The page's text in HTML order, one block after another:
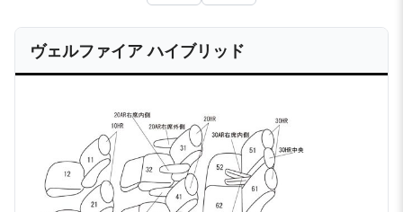
ヴェルファイア ハイブリッド